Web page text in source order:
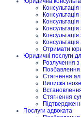
Отримати
Юридичні послуги
Розлучення
Позбавлення
Стягнення
Виписка
Стягнення
Послуги адвоката